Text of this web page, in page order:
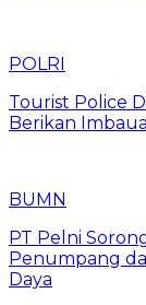
POLRI
Tourist Police
Berikan
BUMN
PT Pelni
Penumpang
Daya